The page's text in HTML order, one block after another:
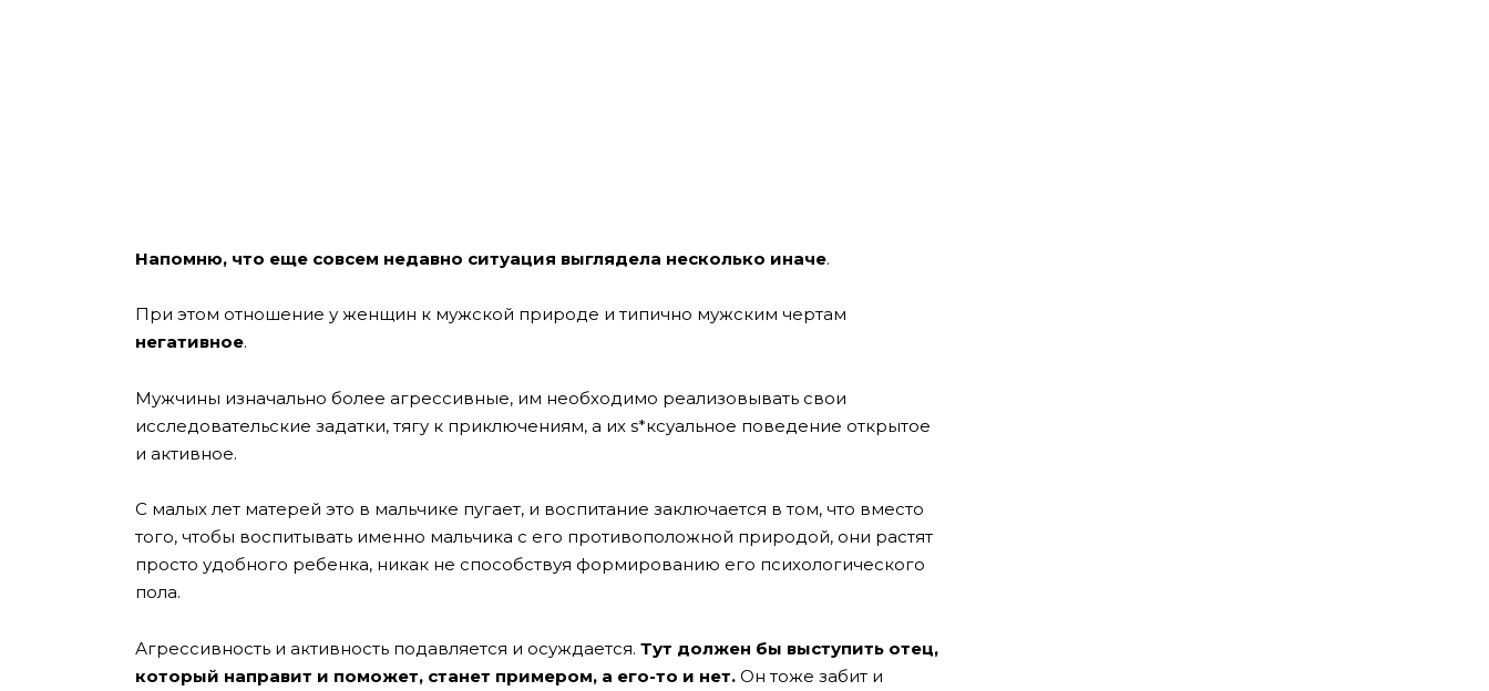
Напомню, что еще совсем недавно ситуация выглядела несколько иначе.
При этом отношение у женщин к мужской природе и типично мужским чертам
негативное.
Мужчины изначально более агрессивные, им необходимо реализовывать свои
исследовательские задатки, тягу к приключениям, а их s*ксуальное поведение открытое
и активное.
С малых лет матерей это в мальчике пугает, и воспитание заключается в том, что вместо
того, чтобы воспитывать именно мальчика с его противоположной природой, они растят
просто удобного ребенка, никак не способствуя формированию его психологического
пола.
Агрессивность и активность подавляется и осуждается. Тут должен бы выступить отец,
который направит и поможет, станет примером, а его-то и нет. Он тоже забит и